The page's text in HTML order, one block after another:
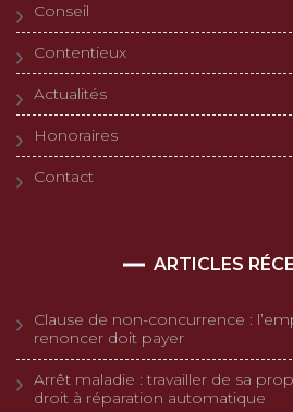
Conseil
Contentieux
Actualités
Honoraires
Contact
ARTICLES
Clause de non-concurrence :
renoncer doit payer
Arrêt maladie : travailler de sa
droit à réparation automatique